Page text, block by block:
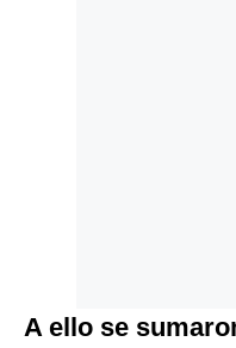
A ello se